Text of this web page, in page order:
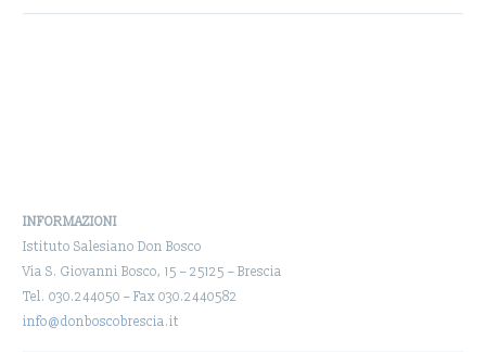
INFORMAZIONI
Istituto Salesiano Don Bosco
Via S. Giovanni Bosco, 15 – 25125 – Brescia
Tel. 030.244050 – Fax 030.2440582
info@donboscobrescia.it